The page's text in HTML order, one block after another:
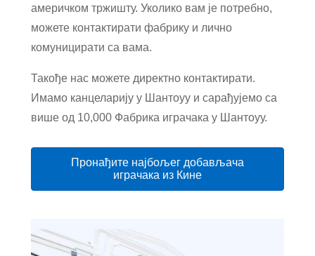
америчком тржишту. Уколико вам је потребно,
можете контактирати фабрику и лично
комуницирати са вама.
Такође нас можете директно контактирати.
Имамо канцеларију у Шантоуу и сарађујемо са
више од 10,000 Фабрика играчака у Шантоуу.
Пронађите најбољег добављача
играчака из Кине